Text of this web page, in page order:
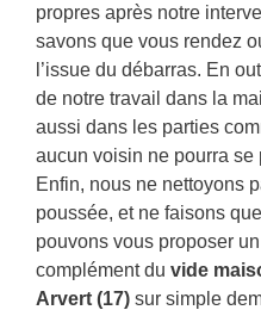
propres après notre
savons que vous rendez
l’issue du débarras. En
de notre travail dans la
aussi dans les parties
aucun voisin ne pourra se
Enfin, nous ne nettoyons
poussée, et ne faisons
pouvons vous proposer
complément du vide
Arvert (17) sur simple